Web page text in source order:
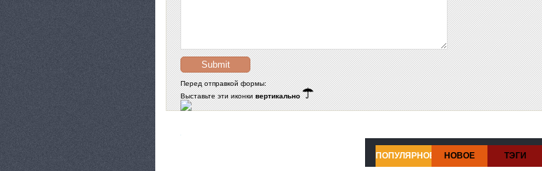
Перед отправкой формы:
Выставьте эти иконкивертикально
ПОПУЛЯРНОЕ НОВОЕ ТЭГИ